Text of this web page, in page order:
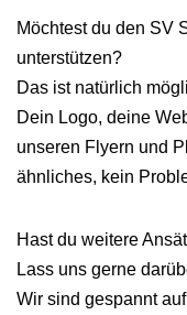
Möchtest du den SV
unterstützen?
Das ist natürlich
Dein Logo, deine
unseren Flyern und
ähnliches, kein
Hast du weitere
Lass uns gerne
Wir sind gespannt